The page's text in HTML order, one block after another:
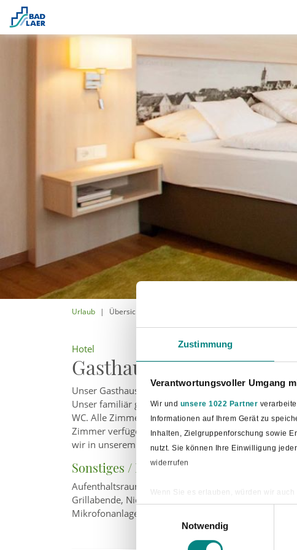
Zustimmung
Verantwortungsvoller Umgang
Wir und unsere 1022 Partner
Informationen auf Ihrem Gerät zu
Inhalten, Zielgruppenforschung sowie
nutzt. Sie können Ihre Einwilligung
widerrufen
Wenn Sie es erlauben, würden wir auch
Ihr Gerät durch aktives
Erfahren Sie mehr darüber, wie Ihre
Einwilligungsauswahl
Notwendig
Urlaub Übersicht aller Unterkünfte
Hotel
Gasthaus Plengemeyer
Unser Gasthaus liegt im Bad Laerer Ortsteil
Unser familiär geführtes Haus bietet Ihnen sechs
WC. Alle Zimmer sind ausgestattet mit kostenlosem
Zimmer verfügen über eine Terrasse, zwei weitere
wir in unserem Restaurant. Kostenlose Parkplätze
Sonstiges / Besonderheiten
Aufenthaltsraum, Babywickelraum, kinderfreundlich,
Grillabende, Nichtraucherbereich, Nichtraucher-
Mikrofonanlage und Leinwand